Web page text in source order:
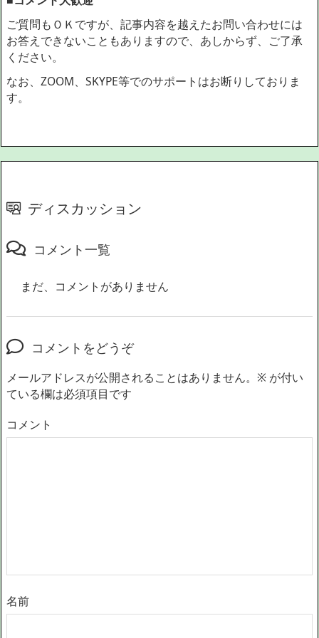
ご質問もＯＫですが、記事内容を越えたお問い合わせには
お答えできないこともありますので、あしからず、ご了承
ください。
なお、ZOOM、SKYPE等でのサポートはお断りしておりま
す。
ディスカッション
コメント一覧
まだ、コメントがありません
コメントをどうぞ
メールアドレスが公開されることはありません。 ※ が付い
ている欄は必須項目です
コメント
名前